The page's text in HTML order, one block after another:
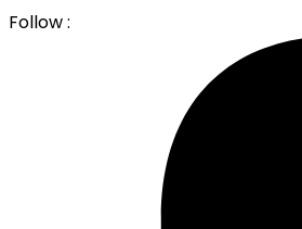
Follow :